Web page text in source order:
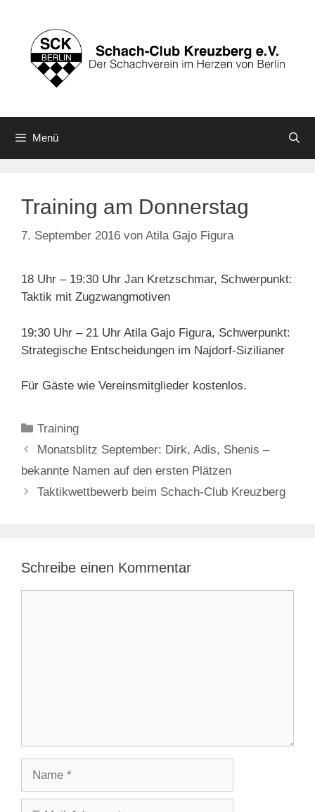
springen
Menü
Training am Donnerstag
7. September 2016 von Atila Gajo Figura
18 Uhr – 19:30 Uhr Jan Kretzschmar, Schwerpunkt:
Taktik mit Zugzwangmotiven
19:30 Uhr – 21 Uhr Atila Gajo Figura, Schwerpunkt:
Strategische Entscheidungen im Najdorf-Sizilianer
Für Gäste wie Vereinsmitglieder kostenlos.
Kategorien
Training
Monatsblitz September: Dirk, Adis, Shenis –
bekannte Namen auf den ersten Plätzen
Taktikwettbewerb beim Schach-Club Kreuzberg
Schreibe einen Kommentar